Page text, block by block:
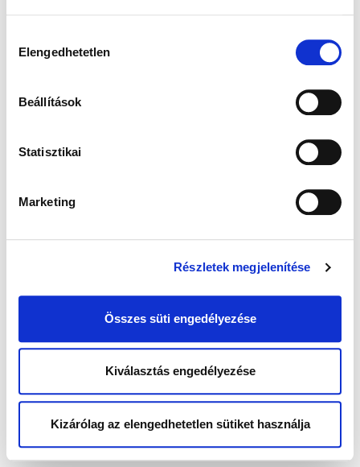
kiválasztása
Elengedhetetlen
Beállítások
Statisztikai
Marketing
Részletek megjelenítése
Összes süti engedélyezése
Kiválasztás engedélyezése
Kizárólag az elengedhetetlen sütiket használja